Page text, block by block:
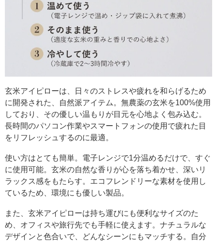
玄米アイピローは、日々のストレスや疲れを和らげるため
に開発された、自然派アイテム。無農薬の玄米を100%使用
しており、その優しい温もりが目元を心地よく包み込む。
長時間のパソコン作業やスマートフォンの使用で疲れた目
をリフレッシュするのに最適。
使い方はとても簡単。電子レンジで1分温めるだけで、すぐ
に使用可能。玄米の自然な香りが心を落ち着かせ、深いリ
ラックス感をもたらす。エコフレンドリーな素材を使用し
ているため、環境にも優しい製品。
また、玄米アイピローは持ち運びにも便利なサイズのた
め、オフィスや旅行先でも手軽に使えます。ナチュラルな
デザインと色合いで、どんなシーンにもマッチする。自分